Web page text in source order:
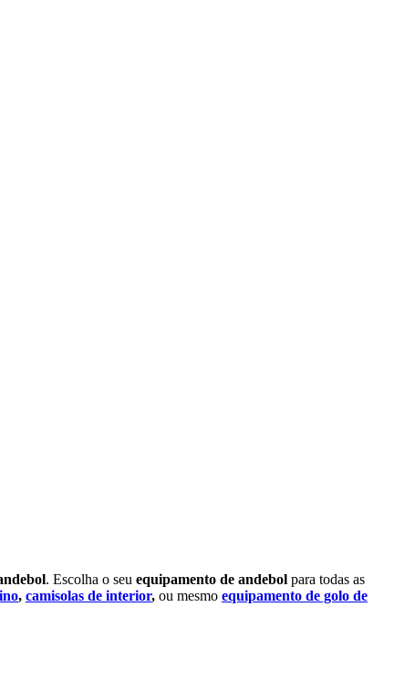
. Escolha o seu equipamento de andebol para todas as
, camisolas de interior, ou mesmo equipamento de golo de